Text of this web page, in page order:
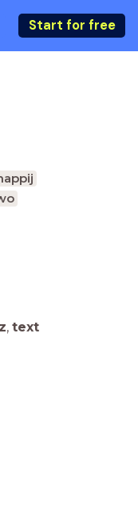
Start for free
, text